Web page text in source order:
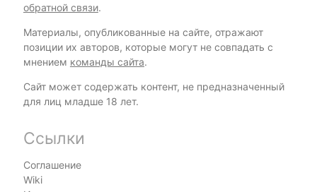
обратной связи.
Материалы, опубликованные на сайте, отражают
позиции их авторов, которые могут не совпадать с
мнением команды сайта.
Сайт может содержать контент, не предназначенный
для лиц младше 18 лет.
Ссылки
Соглашение
Wiki